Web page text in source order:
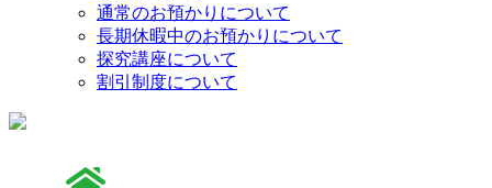
通常のお預かりについて
長期休暇中のお預かりについて
探究講座について
割引制度について